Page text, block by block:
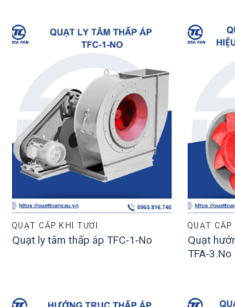
QUẠT CẤP KHÍ TƯƠI
Quạt ly tâm thấp áp TFC-1-No
QUẠT CẤP
Quạt
TFA-3.No